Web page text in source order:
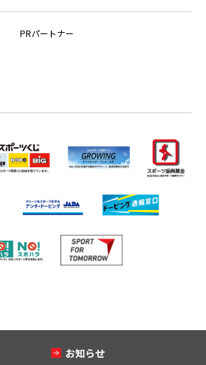
PRパートナー
お知らせ